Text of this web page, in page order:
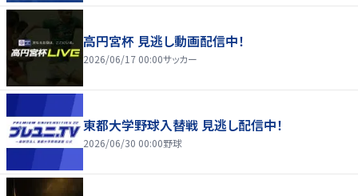
高円宮杯 見逃し動画配信中！
2026/06/17 00:00サッカー
東都大学野球入替戦 見逃し配信中！
2026/06/30 00:00野球